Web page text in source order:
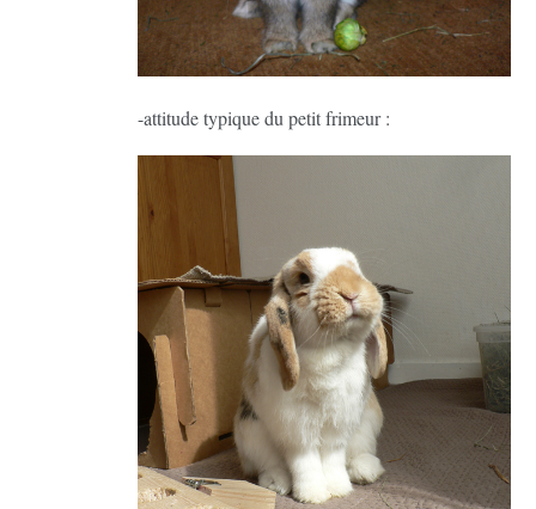
-attitude typique du petit frimeur :